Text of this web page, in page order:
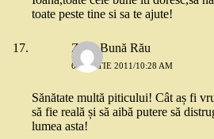
toate peste tine si sa te ajute!
Zâna Bună Rău
6 MARTIE 2011/10:28 AM
Sănătate multă piticului! Cât aș fi
să fie reală și să aibă putere să
lumea asta!